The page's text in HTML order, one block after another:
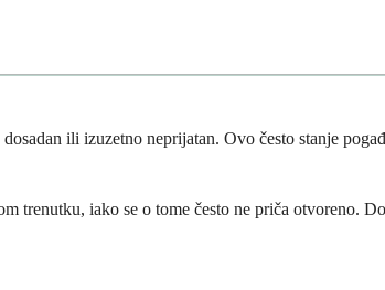
ili izuzetno neprijatan. Ovo često stanje
trenutku, iako se o tome često ne priča otvoreno.